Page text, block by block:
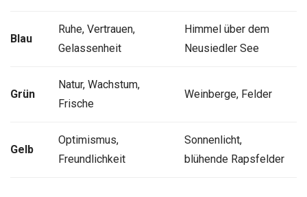
Blau
Ruhe, Vertrauen,
Gelassenheit
Himmel über dem
Neusiedler See
Grün
Natur, Wachstum,
Frische
Weinberge, Felder
Gelb
Optimismus,
Freundlichkeit
Sonnenlicht,
blühende Rapsfelder